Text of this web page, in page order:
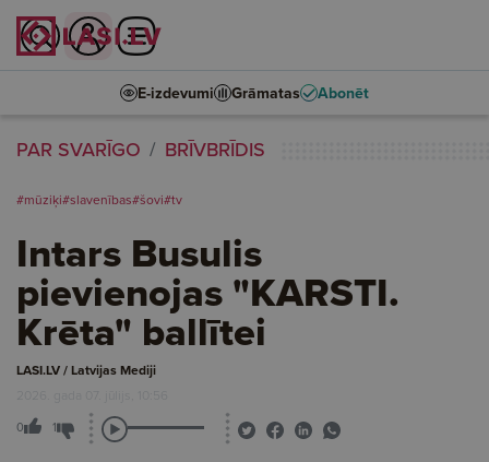
E-izdevumi Grāmatas Abonēt
PAR SVARĪGO BRĪVBRĪDIS
#mūziķi#slavenības#šovi#tv
Intars Busulis
pievienojas "KARSTI.
Krēta" ballītei
LASI.LV / Latvijas Mediji
2026. gada 07. jūlijs, 10:56
0 1